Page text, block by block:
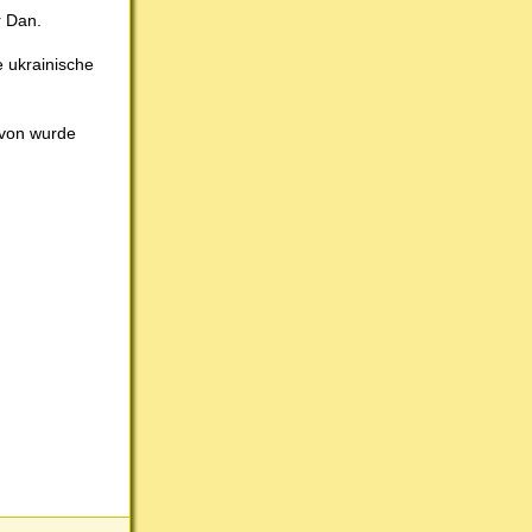
ukrainische
wurde